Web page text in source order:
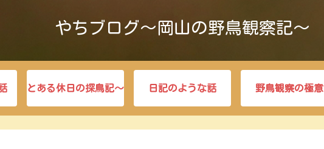
やちブログ～岡山の野鳥観察記～
とある休日の探鳥記～ 日記のような話 野鳥観察の極意